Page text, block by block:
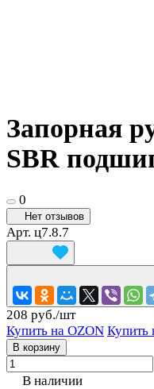
Запорная
SBR
0
Нет отзывов
Арт. ц7.8.7
208 руб./шт
Купить на OZON Купить
В корзину
В наличии